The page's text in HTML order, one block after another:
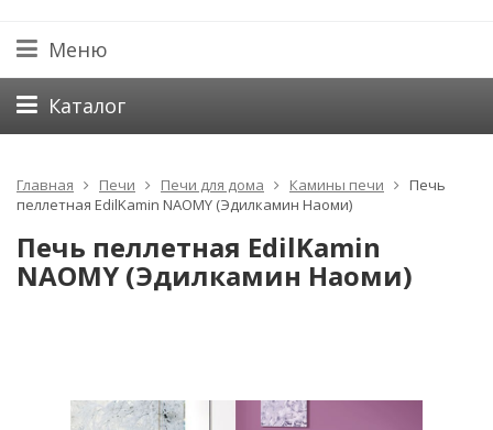
Меню
Каталог
Главная Печи Печи для дома Камины печи
Печь
пеллетная EdilKamin NAOMY (Эдилкамин Наоми)
Печь пеллетная EdilKamin
NAOMY (Эдилкамин Наоми)